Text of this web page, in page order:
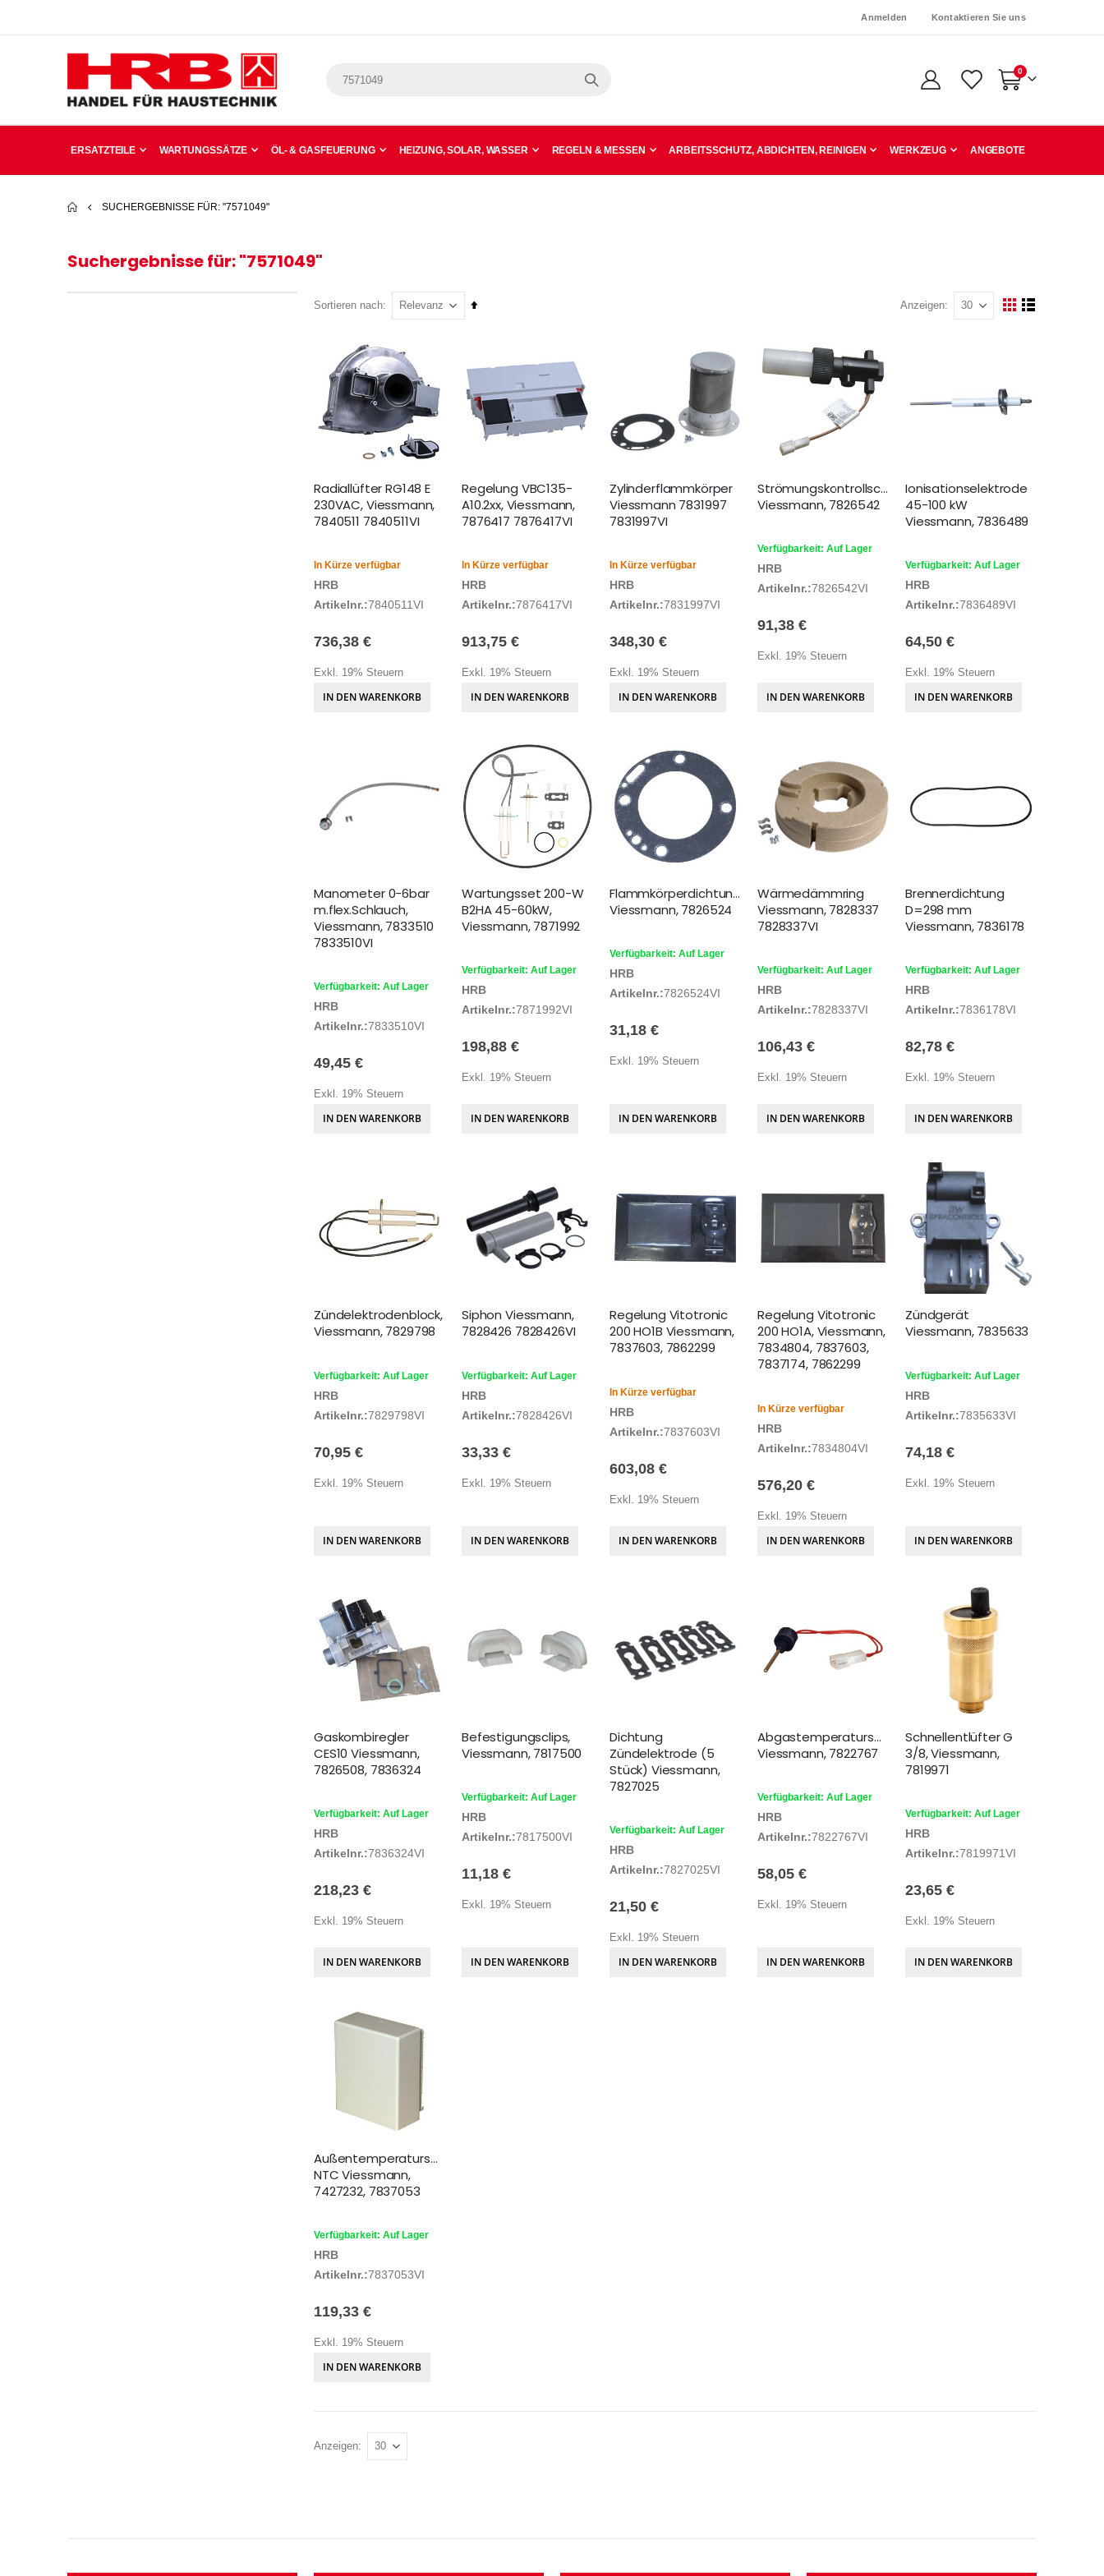
Anmelden Kontaktieren Sie uns
Warenkorb
0Artikel
ERSATZTEILE WARTUNGSSÄTZE ÖL- & GASFEUERUNG HEIZUNG, SOLAR, WASSER REGELN & MESSEN ARBEITSSCHUTZ, ABDICHTEN, REINIGEN WERKZEUG ANGEBOTE
SUCHERGEBNISSE FÜR: "7571049"
Suchergebnisse für: "7571049"
Sortieren nach
In
Anzeigen
Ansicht
Radiallüfter RG148 E
230VAC, Viessmann,
7840511 7840511VI
In Kürze verfügbar
HRB
Artikelnr.:7840511VI
736,38 €
Exkl. 19% Steuern
IN DEN WARENKORB
Regelung VBC135-
A10.2xx, Viessmann,
7876417 7876417VI
In Kürze verfügbar
HRB
Artikelnr.:7876417VI
913,75 €
Exkl. 19% Steuern
IN DEN WARENKORB
Zylinderflammkörper
Viessmann 7831997
7831997VI
In Kürze verfügbar
HRB
Artikelnr.:7831997VI
348,30 €
Exkl. 19% Steuern
IN DEN WARENKORB
Strömungskontrollschalter
Viessmann, 7826542
Verfügbarkeit: Auf Lager
HRB
Artikelnr.:7826542VI
91,38 €
Exkl. 19% Steuern
IN DEN WARENKORB
Ionisationselektrode
45-100 kW
Viessmann, 7836489
Verfügbarkeit: Auf Lager
HRB
Artikelnr.:7836489VI
64,50 €
Exkl. 19% Steuern
IN DEN WARENKORB
Manometer 0-6bar
m.flex.Schlauch,
Viessmann, 7833510
7833510VI
Verfügbarkeit: Auf Lager
HRB
Artikelnr.:7833510VI
49,45 €
Exkl. 19% Steuern
IN DEN WARENKORB
Wartungsset 200-W
B2HA 45-60kW,
Viessmann, 7871992
Verfügbarkeit: Auf Lager
HRB
Artikelnr.:7871992VI
198,88 €
Exkl. 19% Steuern
IN DEN WARENKORB
Flammkörperdichtung
Viessmann, 7826524
Verfügbarkeit: Auf Lager
HRB
Artikelnr.:7826524VI
31,18 €
Exkl. 19% Steuern
IN DEN WARENKORB
Wärmedämmring
Viessmann, 7828337
7828337VI
Verfügbarkeit: Auf Lager
HRB
Artikelnr.:7828337VI
106,43 €
Exkl. 19% Steuern
IN DEN WARENKORB
Brennerdichtung
D=298 mm
Viessmann, 7836178
Verfügbarkeit: Auf Lager
HRB
Artikelnr.:7836178VI
82,78 €
Exkl. 19% Steuern
IN DEN WARENKORB
Zündelektrodenblock,
Viessmann, 7829798
Verfügbarkeit: Auf Lager
HRB
Artikelnr.:7829798VI
70,95 €
Exkl. 19% Steuern
IN DEN WARENKORB
Siphon Viessmann,
7828426 7828426VI
Verfügbarkeit: Auf Lager
HRB
Artikelnr.:7828426VI
33,33 €
Exkl. 19% Steuern
IN DEN WARENKORB
Regelung Vitotronic
200 HO1B Viessmann,
7837603, 7862299
In Kürze verfügbar
HRB
Artikelnr.:7837603VI
603,08 €
Exkl. 19% Steuern
IN DEN WARENKORB
Regelung Vitotronic
200 HO1A, Viessmann,
7834804, 7837603,
7837174, 7862299
In Kürze verfügbar
HRB
Artikelnr.:7834804VI
576,20 €
Exkl. 19% Steuern
IN DEN WARENKORB
Zündgerät
Viessmann, 7835633
Verfügbarkeit: Auf Lager
HRB
Artikelnr.:7835633VI
74,18 €
Exkl. 19% Steuern
IN DEN WARENKORB
Gaskombiregler
CES10 Viessmann,
7826508, 7836324
Verfügbarkeit: Auf Lager
HRB
Artikelnr.:7836324VI
218,23 €
Exkl. 19% Steuern
IN DEN WARENKORB
Befestigungsclips,
Viessmann, 7817500
Verfügbarkeit: Auf Lager
HRB
Artikelnr.:7817500VI
11,18 €
Exkl. 19% Steuern
IN DEN WARENKORB
Dichtung
Zündelektrode (5
Stück) Viessmann,
7827025
Verfügbarkeit: Auf Lager
HRB
Artikelnr.:7827025VI
21,50 €
Exkl. 19% Steuern
IN DEN WARENKORB
Abgastemperatursensor,
Viessmann, 7822767
Verfügbarkeit: Auf Lager
HRB
Artikelnr.:7822767VI
58,05 €
Exkl. 19% Steuern
IN DEN WARENKORB
Schnellentlüfter G
3/8, Viessmann,
7819971
Verfügbarkeit: Auf Lager
HRB
Artikelnr.:7819971VI
23,65 €
Exkl. 19% Steuern
IN DEN WARENKORB
Außentemperatursensor
NTC Viessmann,
7427232, 7837053
Verfügbarkeit: Auf Lager
HRB
Artikelnr.:7837053VI
119,33 €
Exkl. 19% Steuern
IN DEN WARENKORB
Anzeigen